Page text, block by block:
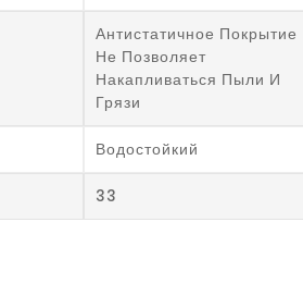
Антистатичное Покрытие
Не Позволяет
Накапливаться Пыли И
Грязи
Водостойкий
33